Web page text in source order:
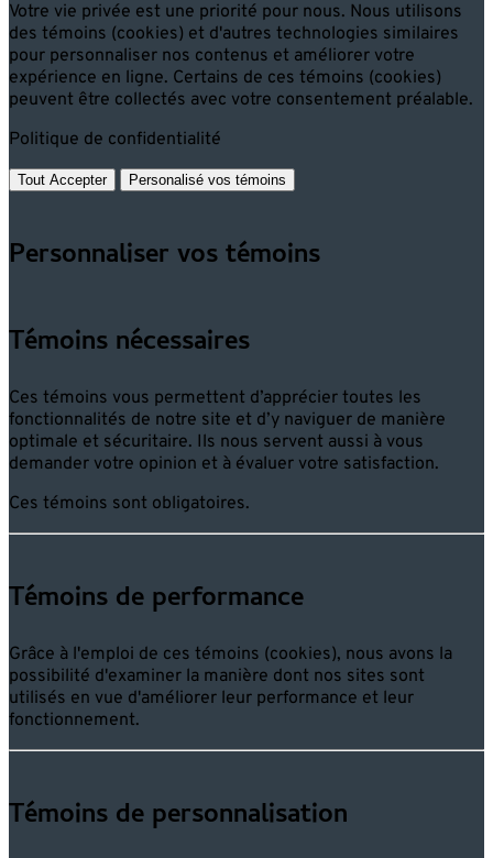
Votre vie privée est une priorité pour nous. Nous utilisons
des témoins (cookies) et d'autres technologies similaires
pour personnaliser nos contenus et améliorer votre
expérience en ligne. Certains de ces témoins (cookies)
peuvent être collectés avec votre consentement préalable.
Politique de confidentialité
Tout Accepter Personalisé vos témoins
Personnaliser vos témoins
Témoins nécessaires
Ces témoins vous permettent d’apprécier toutes les
fonctionnalités de notre site et d’y naviguer de manière
optimale et sécuritaire. Ils nous servent aussi à vous
demander votre opinion et à évaluer votre satisfaction.
Ces témoins sont obligatoires.
Témoins de performance
Grâce à l'emploi de ces témoins (cookies), nous avons la
possibilité d'examiner la manière dont nos sites sont
utilisés en vue d'améliorer leur performance et leur
fonctionnement.
Témoins de personnalisation